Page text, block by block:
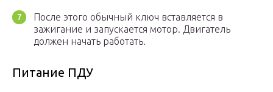
После этого обычный ключ вставляется в
зажигание и запускается мотор. Двигатель
должен начать работать.
Питание ПДУ